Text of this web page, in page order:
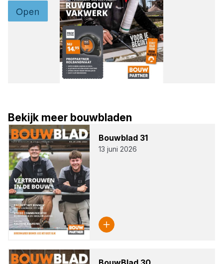
Bekijk meer bouwbladen
Bouw­blad 31
13 juni 2026